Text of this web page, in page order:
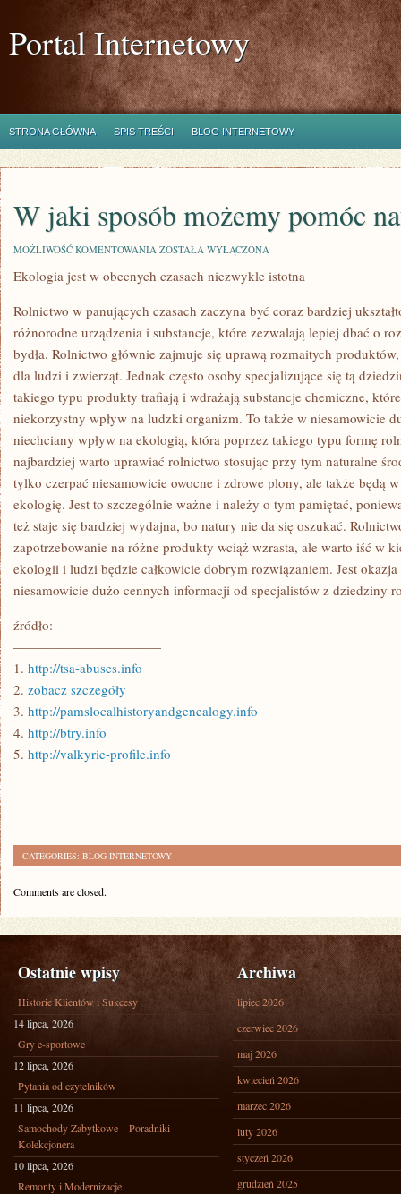
Portal Internetowy
STRONA GŁÓWNA SPIS TREŚCI BLOG INTERNETOWY
W jaki sposób możemy pomóc
MOŻLIWOŚĆ KOMENTOWANIA W
SPOSÓB
NATURZE?
ZOSTAŁA WYŁĄCZONA
Ekologia jest w obecnych czasach niezwykle istotna
Rolnictwo w panujących czasach zaczyna być coraz bardziej
różnorodne urządzenia i substancje, które zezwalają lepiej dbać o
bydła. Rolnictwo głównie zajmuje się uprawą rozmaitych
dla ludzi i zwierząt. Jednak często osoby specjalizujące się tą
takiego typu produkty trafiają i wdrażają substancje chemiczne,
niekorzystny wpływ na ludzki organizm. To także w niesamowicie
niechciany wpływ na ekologią, która poprzez takiego typu formę
najbardziej warto uprawiać rolnictwo stosując przy tym naturalne
tylko czerpać niesamowicie owocne i zdrowe plony, ale także będą
ekologię. Jest to szczególnie ważne i należy o tym pamiętać,
też staje się bardziej wydajna, bo natury nie da się oszukać.
zapotrzebowanie na różne produkty wciąż wzrasta, ale warto iść w
ekologii i ludzi będzie całkowicie dobrym rozwiązaniem. Jest
niesamowicie dużo cennych informacji od specjalistów z dziedziny
źródło:
———————————
1. http://tsa-abuses.info
2. zobacz szczegóły
3. http://pamslocalhistoryandgenealogy.info
4. http://btry.info
5. http://valkyrie-profile.info
CATEGORIES: BLOG INTERNETOWY
Comments are closed.
Ostatnie wpisy
Historie Klientów i Sukcesy
14 lipca, 2026
Gry e-sportowe
12 lipca, 2026
Pytania od czytelników
11 lipca, 2026
Samochody Zabytkowe – Poradniki
Kolekcjonera
10 lipca, 2026
Remonty i Modernizacje
Archiwa
lipiec 2026
czerwiec 2026
maj 2026
kwiecień 2026
marzec 2026
luty 2026
styczeń 2026
grudzień 2025